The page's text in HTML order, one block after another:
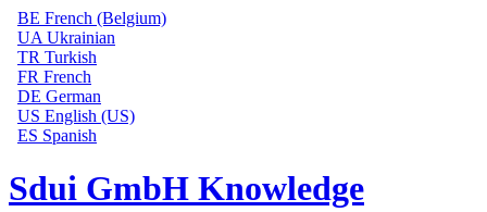
BE French (Belgium)
UA Ukrainian
TR Turkish
FR French
DE German
US English (US)
ES Spanish
Sdui GmbH Knowledge